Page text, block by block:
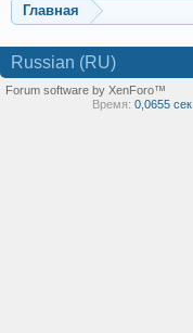
Главная
Russian (RU)
Forum software by XenForo™
Время: 0,0655 сек.